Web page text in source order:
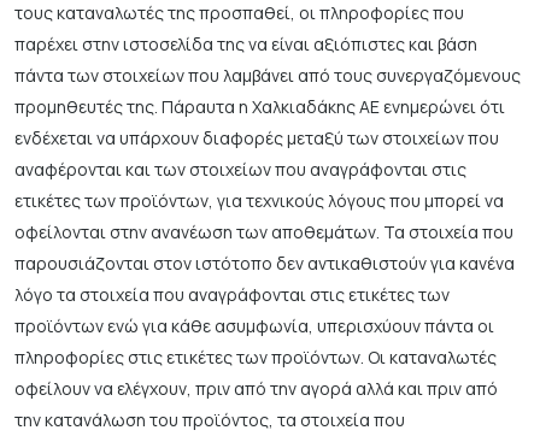
τους καταναλωτές της προσπαθεί, οι πληροφορίες που
παρέχει στην ιστοσελίδα της να είναι αξιόπιστες και βάση
πάντα των στοιχείων που λαμβάνει από τους συνεργαζόμενους
προμηθευτές της. Πάραυτα η Χαλκιαδάκης ΑΕ ενημερώνει ότι
ενδέχεται να υπάρχουν διαφορές μεταξύ των στοιχείων που
αναφέρονται και των στοιχείων που αναγράφονται στις
ετικέτες των προϊόντων, για τεχνικούς λόγους που μπορεί να
οφείλονται στην ανανέωση των αποθεμάτων. Τα στοιχεία που
παρουσιάζονται στον ιστότοπο δεν αντικαθιστούν για κανένα
λόγο τα στοιχεία που αναγράφονται στις ετικέτες των
προϊόντων ενώ για κάθε ασυμφωνία, υπερισχύουν πάντα οι
πληροφορίες στις ετικέτες των προϊόντων. Οι καταναλωτές
οφείλουν να ελέγχουν, πριν από την αγορά αλλά και πριν από
την κατανάλωση του προϊόντος, τα στοιχεία που